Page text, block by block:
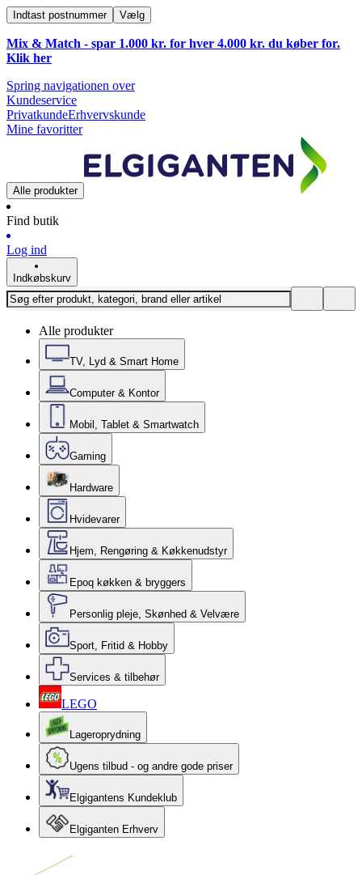
Indtast postnummer Vælg
Mix & Match - spar 1.000 kr. for hver 4.000 kr. du køber for.
Klik her
Spring navigationen over
Kundeservice
PrivatkundeErhvervskunde
Mine favoritter
Alle produkter
Find butik
Log ind
Indkøbskurv
Alle produkter
TV, Lyd & Smart Home
Computer & Kontor
Mobil, Tablet & Smartwatch
Gaming
Hardware
Hvidevarer
Hjem, Rengøring & Køkkenudstyr
Epoq køkken & bryggers
Personlig pleje, Skønhed & Velvære
Sport, Fritid & Hobby
Services & tilbehør
LEGO
Lageroprydning
Ugens tilbud - og andre gode priser
Elgigantens Kundeklub
Elgiganten Erhverv